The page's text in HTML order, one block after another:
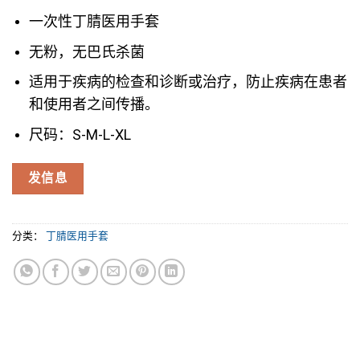
一次性丁腈医用手套
无粉，无巴氏杀菌
适用于疾病的检查和诊断或治疗，防止疾病在患者
和使用者之间传播。
尺码：S-M-L-XL
发信息
分类： 丁腈医用手套